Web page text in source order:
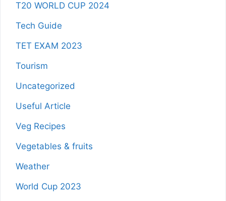
T20 WORLD CUP 2024
Tech Guide
TET EXAM 2023
Tourism
Uncategorized
Useful Article
Veg Recipes
Vegetables & fruits
Weather
World Cup 2023